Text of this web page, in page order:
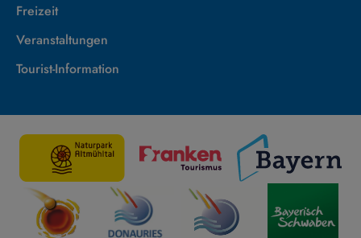
Freizeit
Veranstaltungen
Tourist-Information